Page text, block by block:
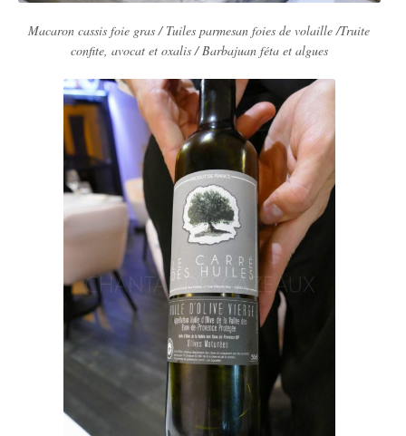
Macaron cassis foie gras / Tuiles parmesan foies de volaille /Truite
confite, avocat et oxalis / Barbajuan féta et algues